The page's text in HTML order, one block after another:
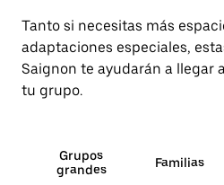
Tanto si necesitas más
adaptaciones especiales,
Saignon te ayudarán a llegar
tu grupo.
Grupos
grandes
Familias